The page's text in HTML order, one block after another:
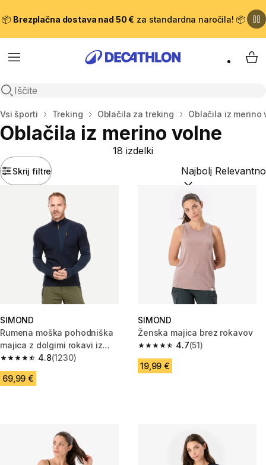
📦 Brezplačna dostava nad 50 € za standardna naročila! 📦
Meni
Odpri iskanje
Domov
Vsi športi Treking Oblačila za treking Oblačila iz merino
Oblačila iz merino volne
Skrij filtre
18 izdelki
Razvrsti po:
SIMOND
Rumena moška pohodniška
majica z dolgimi rokavi iz
merino volne MT900
4.8
4.8 od 5 zvezdic from 1230 ocene
(1230)
69,99 €
SIMOND
Ženska majica brez rokavov
4.7
4.7 od 5 zvezdic from 51 ocene
(51)
19,99 €